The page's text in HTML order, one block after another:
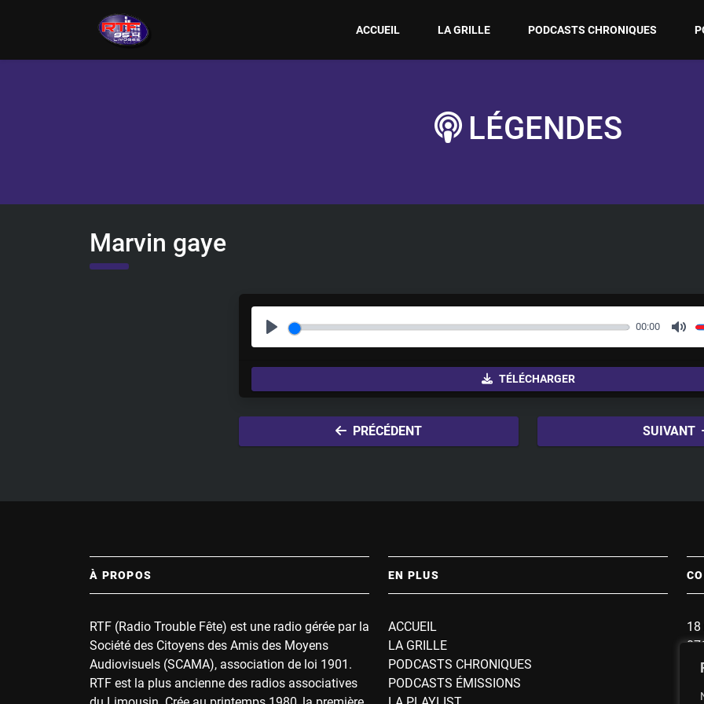
ACCUEIL LA GRILLE PODCASTS CHRONIQUES
LÉGENDES
Marvin gaye
P
l
00:00
M
u
TÉLÉCHARGER
PRÉCÉDENT SUIVANT
À PROPOS
RTF (Radio Trouble Fête) est une radio gérée par la
Société des Citoyens des Amis des Moyens
Audiovisuels (SCAMA), association de loi 1901.
RTF est la plus ancienne des radios associatives
EN PLUS
ACCUEIL
LA GRILLE
PODCASTS CHRONIQUES
PODCASTS ÉMISSIONS
18